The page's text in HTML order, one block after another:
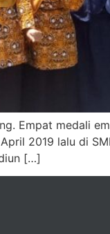
Empat medali
2019 lalu di
[…]